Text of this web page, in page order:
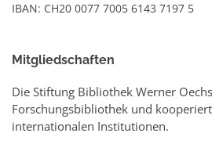
IBAN: CH20 0077 7005 6143 7197 5
Mitgliedschaften
Die Stiftung Bibliothek Werner
Forschungsbibliothek und
internationalen Institutionen.